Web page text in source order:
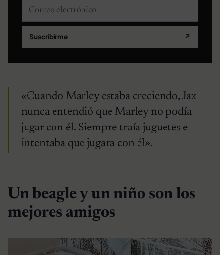
Correo electrónico
Suscribirme ↗
«Cuando Marley estaba creciendo, Jax
nunca entendió que Marley no podía
jugar con él. Siempre traía juguetes e
intentaba que jugara con él».
Un beagle y un niño son los
mejores amigos